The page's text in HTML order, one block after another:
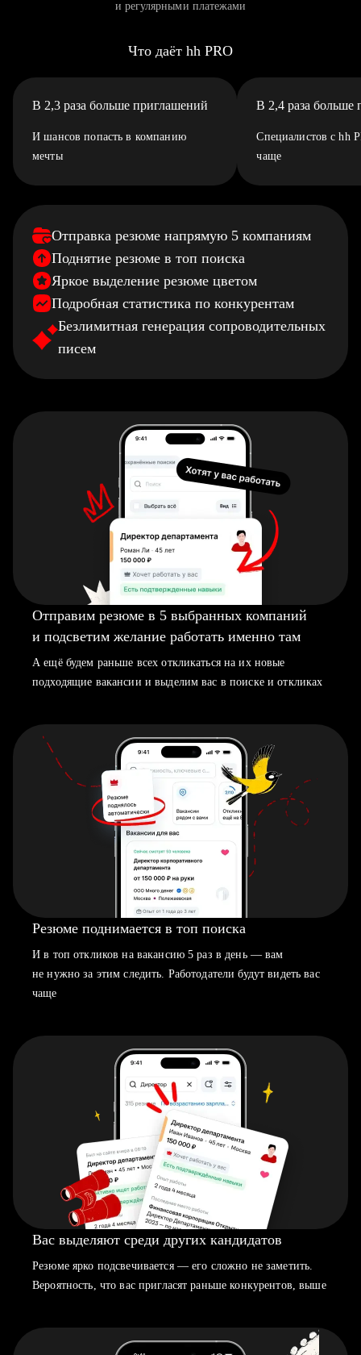
и регулярными платежами
Что даёт hh PRO
В 2,3 раза больше приглашений
И шансов попасть в компанию
мечты
В 2,4 раза больше
Специалистов с hh
чаще
Отправка резюме напрямую 5 компаниям
Поднятие резюме в топ поиска
Яркое выделение резюме цветом
Подробная статистика по конкурентам
Безлимитная генерация сопроводительных
писем
Отправим резюме в 5 выбранных компаний
и подсветим желание работать именно там
А ещё будем раньше всех откликаться на их новые
подходящие вакансии и выделим вас в поиске и откликах
Резюме поднимается в топ поиска
И в топ откликов на вакансию 5 раз в день — вам
не нужно за этим следить. Работодатели будут видеть вас
чаще
Вас выделяют среди других кандидатов
Резюме ярко подсвечивается — его сложно не заметить.
Вероятность, что вас пригласят раньше конкурентов, выше